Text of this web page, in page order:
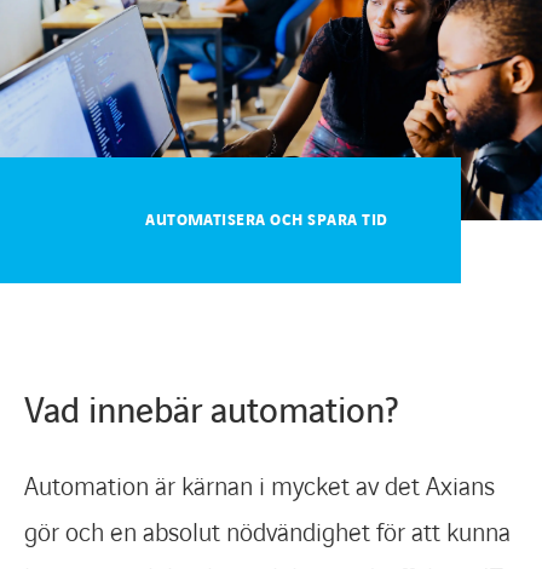
Axess inlogg
AUTOMATISERA OCH SPARA TID
Vad innebär automation?
Automation är kärnan i mycket av det Axians
gör och en absolut nödvändighet för att kunna